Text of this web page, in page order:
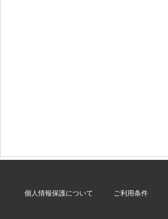
個人情報保護について ご利用条件